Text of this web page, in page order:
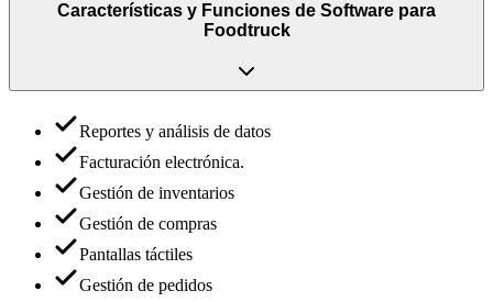
Características y Funciones de Software para
Foodtruck
Reportes y análisis de datos
Facturación electrónica.
Gestión de inventarios
Gestión de compras
Pantallas táctiles
Gestión de pedidos